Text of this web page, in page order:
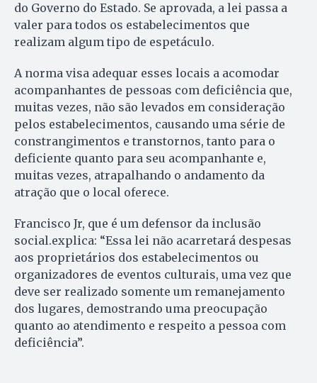
do Governo do Estado. Se aprovada, a lei passa a
valer para todos os estabelecimentos que
realizam algum tipo de espetáculo.
A norma visa adequar esses locais a acomodar
acompanhantes de pessoas com deficiência que,
muitas vezes, não são levados em consideração
pelos estabelecimentos, causando uma série de
constrangimentos e transtornos, tanto para o
deficiente quanto para seu acompanhante e,
muitas vezes, atrapalhando o andamento da
atração que o local oferece.
Francisco Jr, que é um defensor da inclusão
social.explica: “Essa lei não acarretará despesas
aos proprietários dos estabelecimentos ou
organizadores de eventos culturais, uma vez que
deve ser realizado somente um remanejamento
dos lugares, demostrando uma preocupação
quanto ao atendimento e respeito a pessoa com
deficiência”.